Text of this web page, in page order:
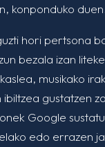
konponduko
hori pertsona
bezala izan
musikako
gustatzen
Google
edo errazen